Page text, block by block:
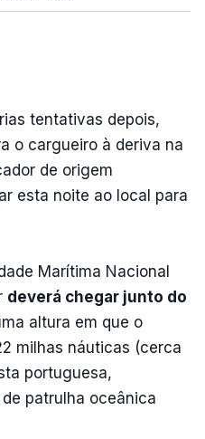
tentativas depois,
o cargueiro à deriva na
de origem
esta noite ao local para
Marítima Nacional
deverá chegar junto do
altura em que o
milhas náuticas (cerca
portuguesa,
patrulha oceânica